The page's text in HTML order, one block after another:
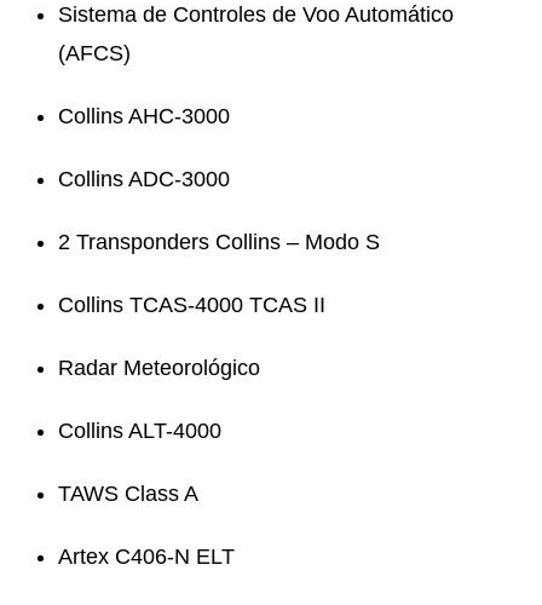
Sistema de Controles de Voo Automático
(AFCS)
Collins AHC-3000
Collins ADC-3000
2 Transponders Collins – Modo S
Collins TCAS-4000 TCAS II
Radar Meteorológico
Collins ALT-4000
TAWS Class A
Artex C406-N ELT